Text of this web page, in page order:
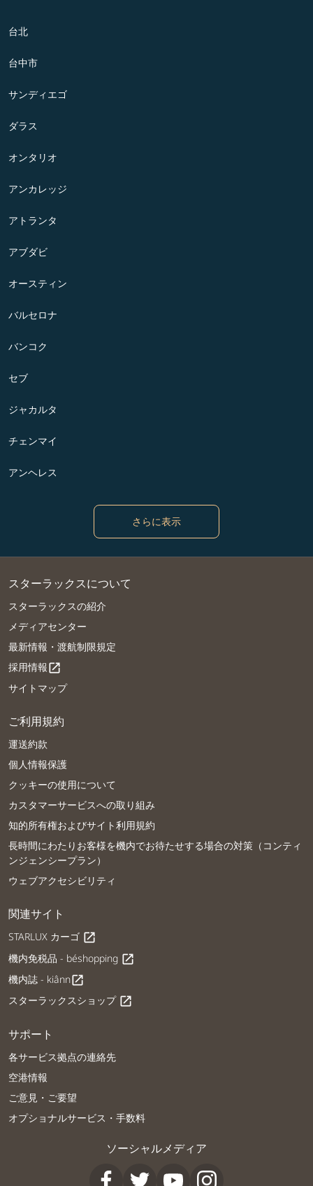
台北
台中市
サンディエゴ
ダラス
オンタリオ
アンカレッジ
アトランタ
アブダビ
オースティン
バルセロナ
バンコク
セブ
ジャカルタ
チェンマイ
アンヘレス
さらに表示
スターラックスについて
スターラックスの紹介
メディアセンター
最新情報・渡航制限規定
採用情報open_in_new
サイトマップ
ご利用規約
運送約款
個人情報保護
クッキーの使用について
カスタマーサービスへの取り組み
知的所有権およびサイト利用規約
長時間にわたりお客様を機内でお待たせする場合の対策（コンティ
ンジェンシープラン）
ウェブアクセシビリティ
関連サイト
STARLUX カーゴ open_in_new
機内免税品 - béshopping open_in_new
機内誌 - kiânnopen_in_new
スターラックスショップ open_in_new
サポート
各サービス拠点の連絡先
空港情報
ご意見・ご要望
オプショナルサービス・手数料
ソーシャルメディア